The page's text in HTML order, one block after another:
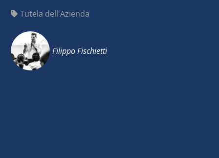
Tutela dell'Azienda
Filippo Fischietti